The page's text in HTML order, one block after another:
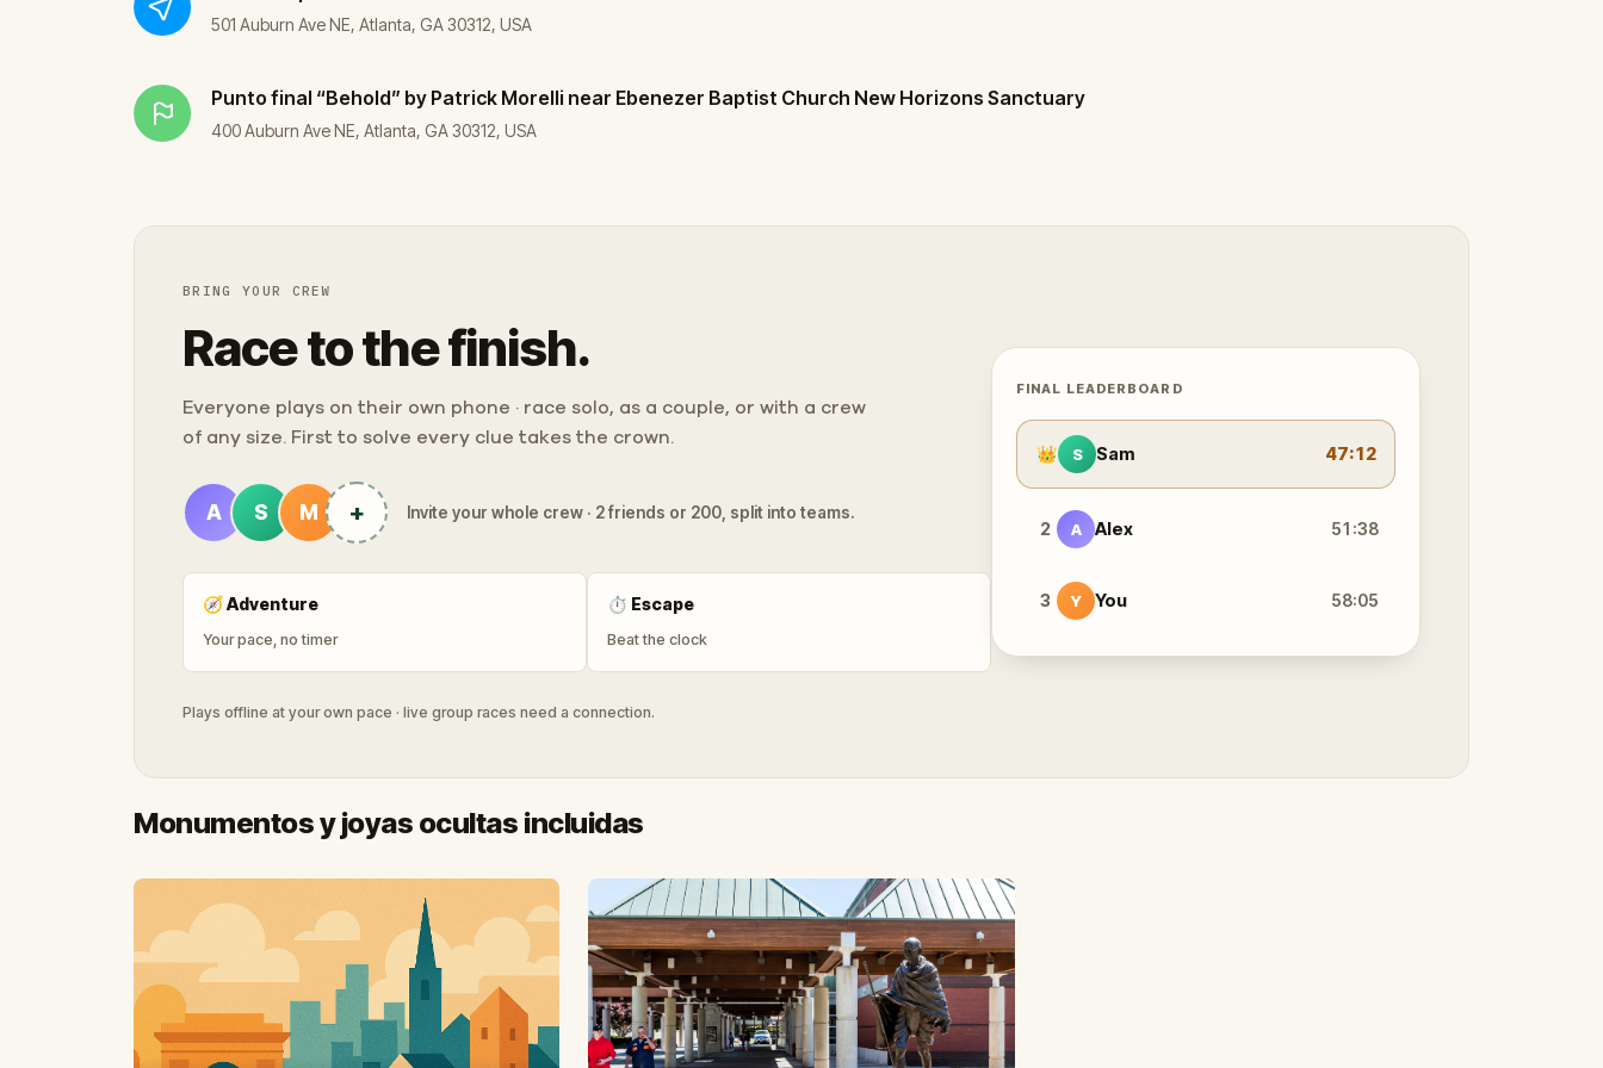
501 Auburn Ave NE, Atlanta, GA 30312, USA
Punto final “Behold” by Patrick Morelli near Ebenezer Baptist Church New Horizons Sanctuary
400 Auburn Ave NE, Atlanta, GA 30312, USA
BRING YOUR CREW
Race to the finish.
Everyone plays on their own phone · race solo, as a couple, or with a crew
of any size. First to solve every clue takes the crown.
A S M + Invite your whole crew · 2 friends or 200, split into teams.
🧭Adventure
Your pace, no timer
⏱ Escape
Beat the clock
Plays offline at your own pace · live group races need a connection.
FINAL LEADERBOARD
👑 S Sam 47:12
2 A Alex 51:38
3 Y You 58:05
Monumentos y joyas ocultas incluidas